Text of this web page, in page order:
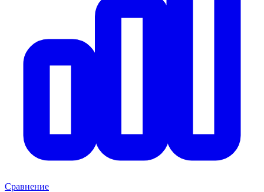
Сравнение